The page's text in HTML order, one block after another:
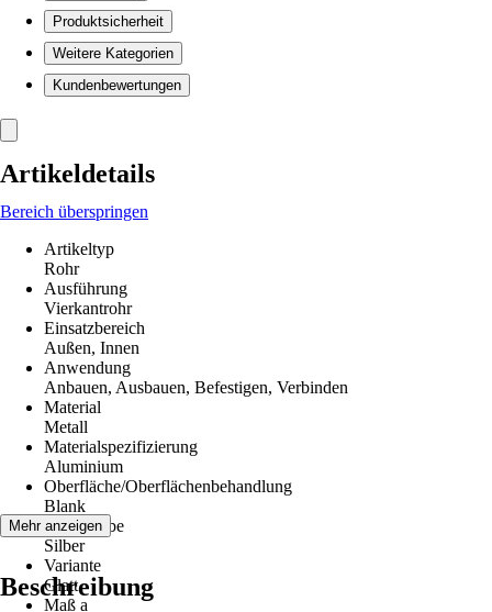
Produktsicherheit
Weitere Kategorien
Kundenbewertungen
Artikeldetails
Bereich überspringen
Artikeltyp
Rohr
Ausführung
Vierkantrohr
Einsatzbereich
Außen, Innen
Anwendung
Anbauen, Ausbauen, Befestigen, Verbinden
Material
Metall
Materialspezifizierung
Aluminium
Oberfläche/Oberflächenbehandlung
Blank
Grundfarbe
Silber
Variante
Glatt
Maß a
Mehr anzeigen
Beschreibung